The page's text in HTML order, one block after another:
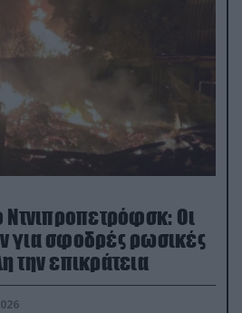
Ντνιπροπετρόφσκ: Οι
για σφοδρές ρωσικές
την επικράτεια